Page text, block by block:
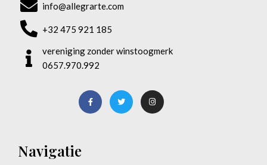
info@allegrarte.com
+32 475 921 185
vereniging zonder winstoogmerk
0657.970.992
Navigatie